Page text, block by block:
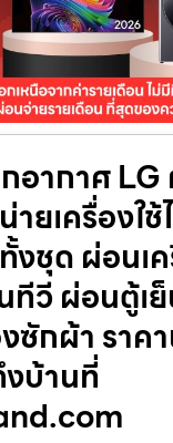
อากาศ
ายเครื่องใ
งชุด ผ่อนเ
ทีวี ผ่อนตู้เ
ซักผ้า ราค
บ้านที่